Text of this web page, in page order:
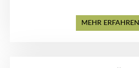
MEHR ERFAHREN